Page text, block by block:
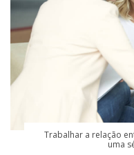
Trabalhar a relação
uma